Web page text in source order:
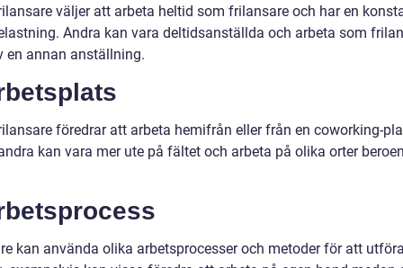
väljer att arbeta heltid som frilansare och har en
Andra kan vara deltidsanställda och arbeta som
en annan anställning.
föredrar att arbeta hemifrån eller från en coworking-
kan vara mer ute på fältet och arbeta på olika orter
kan använda olika arbetsprocesser och metoder för att